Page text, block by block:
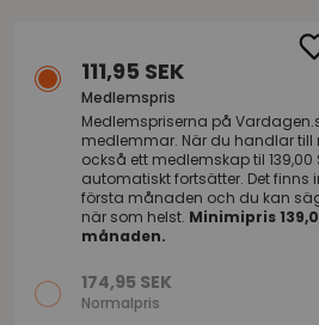
111,95 SEK
Medlemspris
Medlemspriserna på
medlemmar. När du handlar
också ett medlemskap til
automatiskt fortsätter. Det
första månaden och du kan
när som helst. Minimipris
månaden.
174,95 SEK
Normalpris